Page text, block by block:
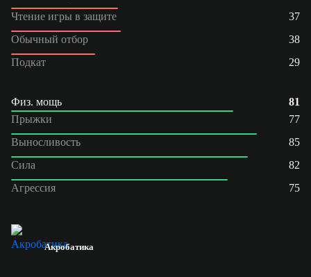
Чтение игры в защите
37
Обычный отбор
38
Подкат
29
Физ. мощь
81
Прыжки
77
Выносливость
85
Сила
82
Агрессия
75
Акробатика